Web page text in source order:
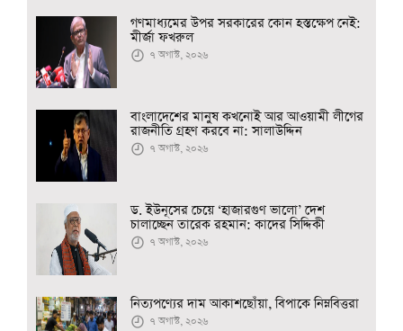
গণমাধ্যমের উপর সরকারের কোন হস্তক্ষেপ নেই:
মীর্জা ফখরুল
৭ অগাস্ট, ২০২৬
বাংলাদেশের মানুষ কখনোই আর আওয়ামী লীগের
রাজনীতি গ্রহণ করবে না: সালাউদ্দিন
৭ অগাস্ট, ২০২৬
ড. ইউনূসের চেয়ে ‘হাজারগুণ ভালো’ দেশ
চালাচ্ছেন তারেক রহমান: কাদের সিদ্দিকী
৭ অগাস্ট, ২০২৬
নিত্যপণ্যের দাম আকাশছোঁয়া, বিপাকে নিম্নবিত্তরা
৭ অগাস্ট, ২০২৬